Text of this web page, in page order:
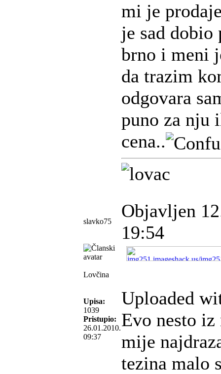
mi je
je sad dobio
brno i meni
da trazim
odgovara
puno za nju
cena..
slavko75
Objavljen
19:54
Lovčina
Upisa:
1039
Pristupio:
26.01.2010.
09:37
Uploaded
Evo nesto iz
mije
tezina malo